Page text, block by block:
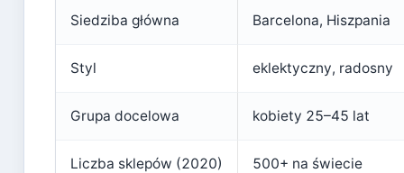
Siedziba główna Barcelona, Hiszpania
Styl eklektyczny, radosny
Grupa docelowa kobiety 25–45 lat
Liczba sklepów (2020) 500+ na świecie